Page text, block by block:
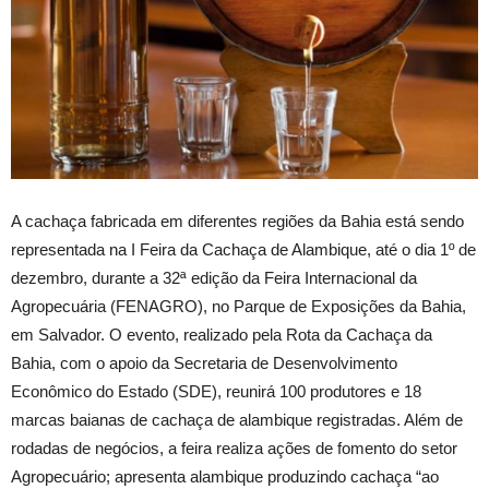
A cachaça fabricada em diferentes regiões da Bahia está sendo
representada na I Feira da Cachaça de Alambique, até o dia 1º de
dezembro, durante a 32ª edição da Feira Internacional da
Agropecuária (FENAGRO), no Parque de Exposições da Bahia,
em Salvador. O evento, realizado pela Rota da Cachaça da
Bahia, com o apoio da Secretaria de Desenvolvimento
Econômico do Estado (SDE), reunirá 100 produtores e 18
marcas baianas de cachaça de alambique registradas. Além de
rodadas de negócios, a feira realiza ações de fomento do setor
Agropecuário; apresenta alambique produzindo cachaça “ao